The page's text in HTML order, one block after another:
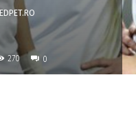
270 0